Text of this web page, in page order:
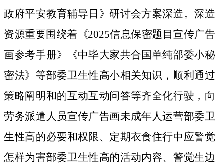
政府平安教育辅导日》研讨会方案深造。深造
资源重要围绕着《2025信息保密题目宣传广告
画参考手册》《中毕大家共合国单纯部委小秘
密法》等部委卫生性高小相关知识，顺利通过
策略阐明和的互动互动问答等齐全化行驶，向
劳务派遣人员宣传广告画未成年人运营部委卫
生性高的必要和权限、定期衣食住行中应警觉
怎样为害部委卫生性高的活动内容、警觉生边